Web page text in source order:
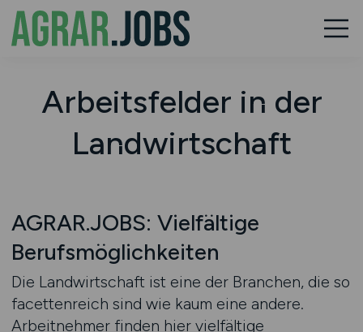
Arbeitsfelder in der
Landwirtschaft
AGRAR.JOBS: Vielfältige
Berufsmöglichkeiten
Die Landwirtschaft ist eine der Branchen, die so
facettenreich sind wie kaum eine andere.
Arbeitnehmer finden hier vielfältige